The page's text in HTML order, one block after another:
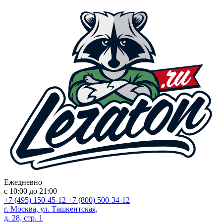
Ежедневно
с 10:00 до 21:00
+7 (495) 150-45-12 +7 (800) 500-34-12
г. Москва, ул. Ташкентская,
д. 28, стр. 1